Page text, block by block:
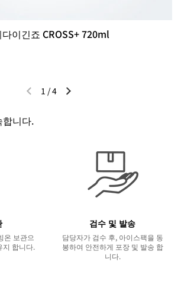
이긴죠 CROSS+ 720ml
이전 슬라이드다음 슬라이드
1 /4
합니다.
온 보관으
지 합니다.
검수 및 발송
담당자가 검수 후, 아이스팩을 동
봉하여 안전하게 포장 및 발송 합
니다.